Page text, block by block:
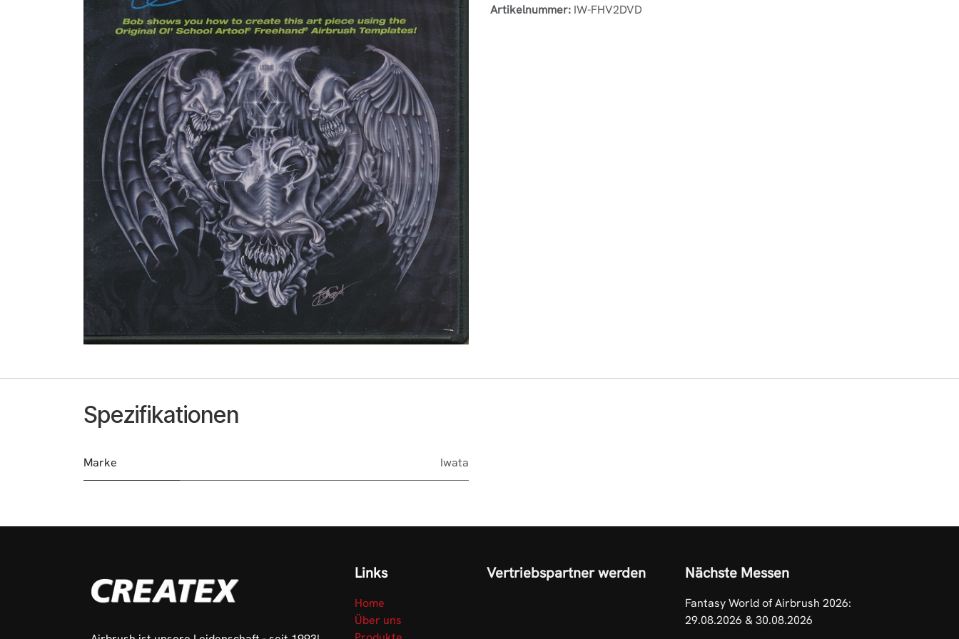
Artikelnummer: IW-FHV2DVD
Spezifikationen
Marke Iwata
Links
Home
Über uns
Vertriebspartner werden Nächste Messen
Fantasy World of Airbrush 2026:
29.08.2026 & 30.08.2026